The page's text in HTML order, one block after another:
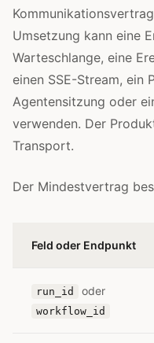
Umsetzung kann eine
Warteschlange, eine
einen SSE-Stream, ein
Agentensitzung oder
verwenden. Der
Transport.
Der Mindestvertrag
Feld oder Endpunkt
run_id oder
workflow_id